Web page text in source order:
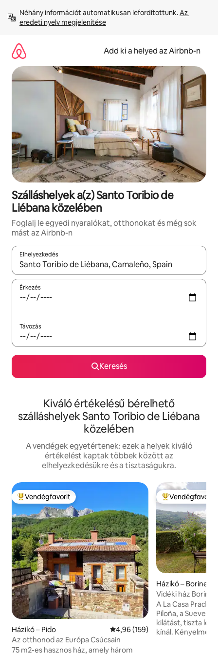
tartalomra
Néhány információt automatikusan lefordítottunk. Az
eredeti nyelv megjelenítése
Add ki a helyed az Airbnb-n
Szálláshelyek a(z) Santo Toribio de
Liébana közelében
Foglalj le egyedi nyaralókat, otthonokat és még sok
mást az Airbnb-n
Elhelyezkedés
Az eredmények között a felfelé és a lefelé nyíllal
Érkezés
Távozás
Keresés
Kiváló értékelésű bérelhető
szálláshelyek Santo Toribio de Liébana
közelében
A vendégek egyetértenek: ezek a helyek kiváló
értékelést kaptak többek között az
elhelyezkedésükre és a tisztaságukra.
Kiemelt vendégfavorit
Vendégfavorit
Házikó – Pido Átlagos értékelés: 5/4,96, 159
4,96 (159)
Az otthonod az Európa Csúcsain
75 m2-es hasznos ház, amely három
Kiemelt
Vendégfavorit
Házikó – Borines
Vidéki ház
kilátással
A La Casa Prado
Piloña, a Sueve
kilátást, tiszta
kínál.